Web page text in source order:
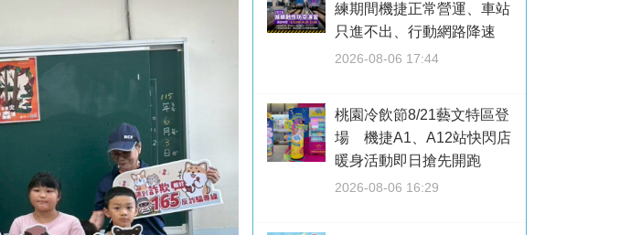
練期間機捷正常營運、車站
只進不出、行動網路降速
2026-08-06 17:44
桃園冷飲節8/21藝文特區登
場 機捷A1、A12站快閃店
暖身活動即日搶先開跑
2026-08-06 16:29